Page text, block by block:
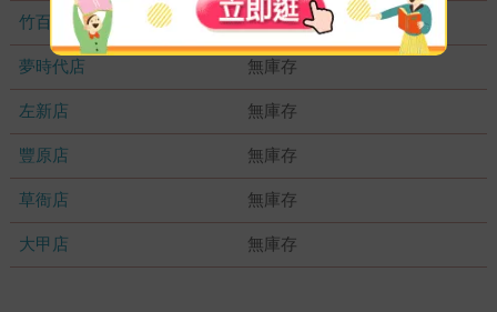
竹百店 無庫存
夢時代店 無庫存
左新店 無庫存
豐原店 無庫存
草衙店 無庫存
大甲店 無庫存